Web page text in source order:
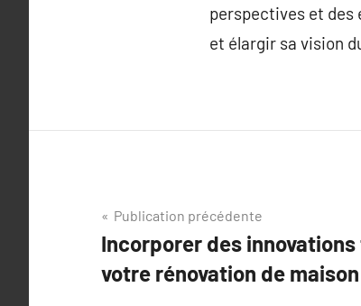
perspectives et des
et élargir sa vision
Navigation
de
l’article
Publication précédente
Incorporer des
votre rénovation de maison